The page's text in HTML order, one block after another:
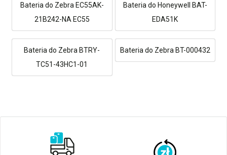
Bateria do Zebra EC55AK-
21B242-NA EC55
Bateria do Honeywell BAT-
EDA51K
Bateria do Zebra BTRY-
TC51-43HC1-01
Bateria do Zebra BT-000432